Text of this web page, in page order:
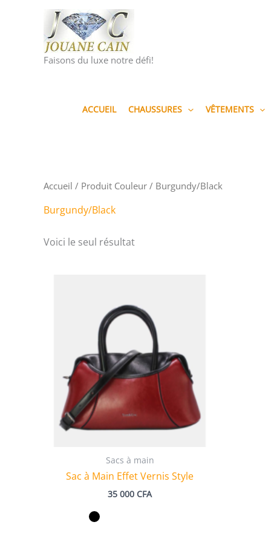
Faisons du luxe notre défi!
ACCUEIL CHAUSSURES VÊTEMENTS
Accueil / Produit Couleur / Burgundy/Black
Burgundy/Black
Voici le seul résultat
Sacs à main
Sac à Main Effet Vernis Style
35 000 CFA